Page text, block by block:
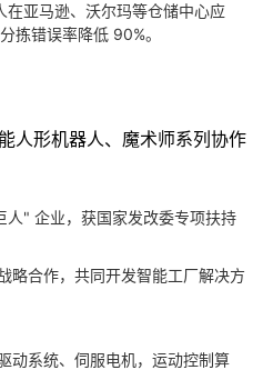
亚马逊、沃尔玛等仓储中心应
拣错误率降低 90%。
人形机器人、魔术师系列协作
人" 企业，获国家发改委专项扶持
略合作，共同开发智能工厂解决方
动系统、伺服电机，运动控制算